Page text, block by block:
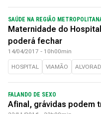
SAÚDE NA REGIÃO
Maternidade do
poderá fechar
14/04/2017 - 10h00min
HOSPITAL VIAMÃO
FALANDO DE SEXO
Afinal, grávidas podem